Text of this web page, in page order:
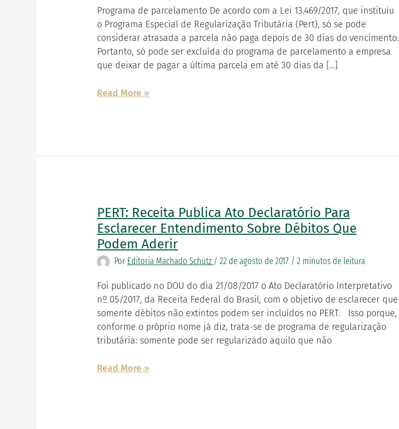
Programa de parcelamento De acordo com a Lei 13.469/2017, que instituiu
o Programa Especial de Regularização Tributária (Pert), só se pode
considerar atrasada a parcela não paga depois de 30 dias do vencimento.
Portanto, só pode ser excluída do programa de parcelamento a empresa
que deixar de pagar a última parcela em até 30 dias da […]
não
paga
parcela
do
PERT
30
Read More »
PERT: Receita Publica Ato Declaratório Para
Esclarecer Entendimento Sobre Débitos Que
Podem Aderir
Por Editoria Machado Schütz /22 de agosto de 2017 /2 minutos de leitura
Foi publicado no DOU do dia 21/08/2017 o Ato Declaratório Interpretativo
nº 05/2017, da Receita Federal do Brasil, com o objetivo de esclarecer que
somente débitos não extintos podem ser incluídos no PERT. Isso porque,
conforme o próprio nome já diz, trata-se de programa de regularização
tributária: somente pode ser regularizado aquilo que não
PERT:
Receita
publica
Ato
Declaratório
para
esclarecer
entendimento
sobre
débitos
aderir
Read More »